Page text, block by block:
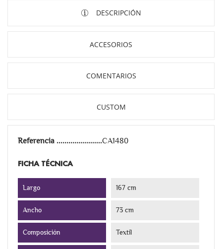
DESCRIPCIÓN
ACCESORIOS
COMENTARIOS
CUSTOM
Referencia CA1480
FICHA TÉCNICA
Largo 167 cm
Ancho 73 cm
Composición Textil